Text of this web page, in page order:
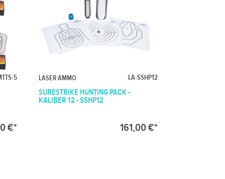
5
€*
LASER AMMO LA-SSHP12
SURESTRIKE HUNTING PACK -
KALIBER 12 - SSHP12
161,00 €*